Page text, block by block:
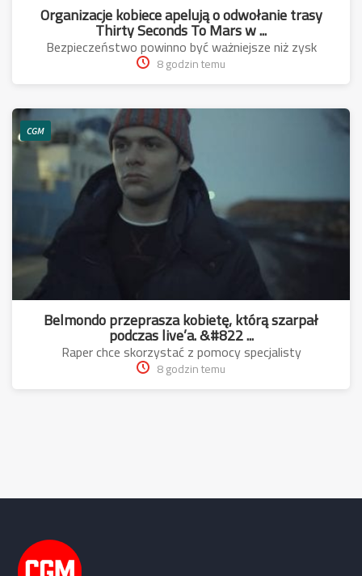
Organizacje kobiece apelują o odwołanie trasy
Thirty Seconds To Mars w ...
Bezpieczeństwo powinno być ważniejsze niż zysk
8 godzin temu
CGM
Belmondo przeprasza kobietę, którą szarpał
podczas live’a. &#822 ...
Raper chce skorzystać z pomocy specjalisty
8 godzin temu